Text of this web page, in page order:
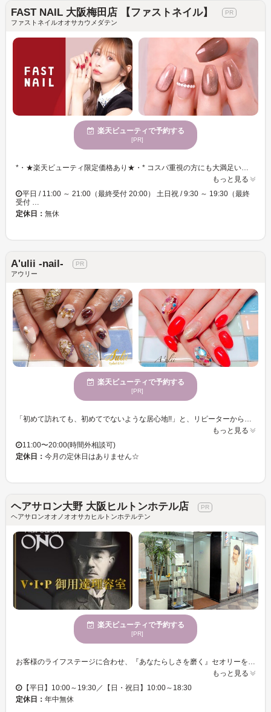
FAST NAIL 大阪梅田店 【ファストネイル】
ファストネイルオオサカウメダテン
楽天ビューティで予約する
[PR]
*・★楽天ビューティ限定価格あり★・* コスパ重視の方にも大満足いただいています！ ☑ 忙しい方にも嬉しい【時短ネイル】 ☑ 落ち着いた空間で【リラックス施術】 ☑ シンプル〜トレンド・ニュアンスまで【幅広いデザイン対応】 皆様のお悩み・理想に近づけるよう、 精一杯お施術させて頂きます。 リーズナブルな価格と丁寧な施術で リラックスできるひとときをお過ごしください。
もっと見る
平日 / 11:00 ～ 21:00（最終受付 20:00） 土日祝 / 9:30 ～ 19:30（最終
受付 …
定休日： 無休
A'ulii -nail-
アウリー
楽天ビューティで予約する
[PR]
「初めて訪れても、初めてでないような居心地!!」と、リピーターからの紹介の多いプライベートサロン『A'ulii (アウリー)』 店内は、どこか懐かしい落ち着く空間で、まるで自分の部屋で寛いでいるかのようなプライベート感が魅力的☆ 在籍するスタッフは、誰もが知る大手サロン出身で、美容一筋１０年以上というキャリアの持ち主☆【ＪＮＡ１級、ＪＷＡ１級】取得しており、技術に自身を持ったスタッフがあなたが求める以上のネイルを必ず実現致します！ 豊富なカラーとパーツをご用意しておりますので、どんなお望みにもお答え致します！「ネイルが初めてでどんなデザインにしたらいいかわからない」をお困りのお客様にはスタッフがあなたのライフスタイルに合わせたお好みのデザインを導き出します☆
もっと見る
11:00〜20:00(時間外相談可)
定休日： 今月の定休日はありません☆
ヘアサロン大野 大阪ヒルトンホテル店
ヘアサロンオオノオオサカヒルトンホテルテン
楽天ビューティで予約する
[PR]
お客様のライフステージに合わせ、『あなたらしさを磨く』セオリーを導き出し、新たなジェントルマンズ・ストーリーとサロンならではのケアだけでなく自宅で出来るホームケアのアドバイスにも重点を置き様々なスタイルをご提案♪ 『ネイルケアコース』☆爪のカット、形を綺麗に整えて切り口も滑らかに♪また気になる甘皮やささくれを取り除き、表面をご希望の艶で磨き上げます★今では男性にも人気のネイルケアコース♪健康的で清潔感あふれる、お手元への気遣いは印象力を高めます☆ またエステもオススメ★ 『フェイシャルマッサージ★保湿パック付き♪』肌質に合わせたアロマオイルを使い、癒しのヒーリングハンドでお顔をマッサージ☆お顔のたるみや黒ずみを改善♪ ヘアカラーや紫外線で傷み、乾燥した毛髪をπウォーターでしっとりサラサラにする『πウォーターヘッドスパ』も大好評です♪
もっと見る
【平日】10:00～19:30／【日・祝日】10:00～18:30
定休日： 年中無休